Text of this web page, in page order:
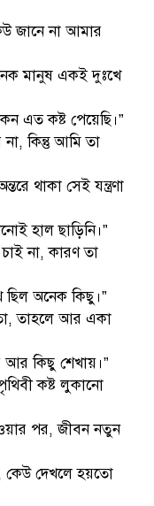
জানে না আমার
মানুষ একই দুঃখে
এত কষ্ট পেয়েছি।”
কিন্তু আমি তা
থাকা সেই যন্ত্রণা
হাল ছাড়িনি।”
না, কারণ তা
ছিল অনেক কিছু।”
তাহলে আর একা
আর কিছু শেখায়।”
কষ্ট লুকানো
পর, জীবন নতুন
কেউ দেখলে হয়তো